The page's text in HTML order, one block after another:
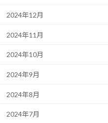
2024年12月
2024年11月
2024年10月
2024年9月
2024年8月
2024年7月